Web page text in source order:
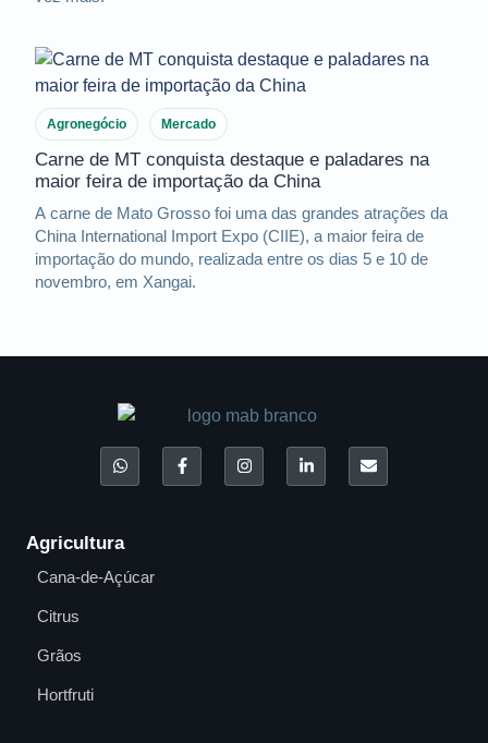
Agronegócio Mercado
Carne de MT conquista destaque e paladares na
maior feira de importação da China
A carne de Mato Grosso foi uma das grandes atrações da
China International Import Expo (CIIE), a maior feira de
importação do mundo, realizada entre os dias 5 e 10 de
novembro, em Xangai.
Agricultura
Cana-de-Açúcar
Citrus
Grãos
Hortfruti